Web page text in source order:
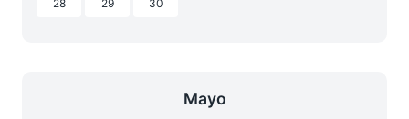
28 29 30
Mayo